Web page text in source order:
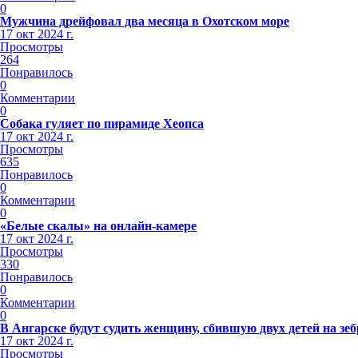
0
Мужчина дрейфовал два месяца в Охотском море
17 окт 2024 г.
Просмотры
264
Понравилось
0
Комментарии
0
Собака гуляет по пирамиде Хеопса
17 окт 2024 г.
Просмотры
635
Понравилось
0
Комментарии
0
«Белые скалы» на онлайн-камере
17 окт 2024 г.
Просмотры
330
Понравилось
0
Комментарии
0
В Ангарске будут судить женщину, сбившую двух детей на
17 окт 2024 г.
Просмотры